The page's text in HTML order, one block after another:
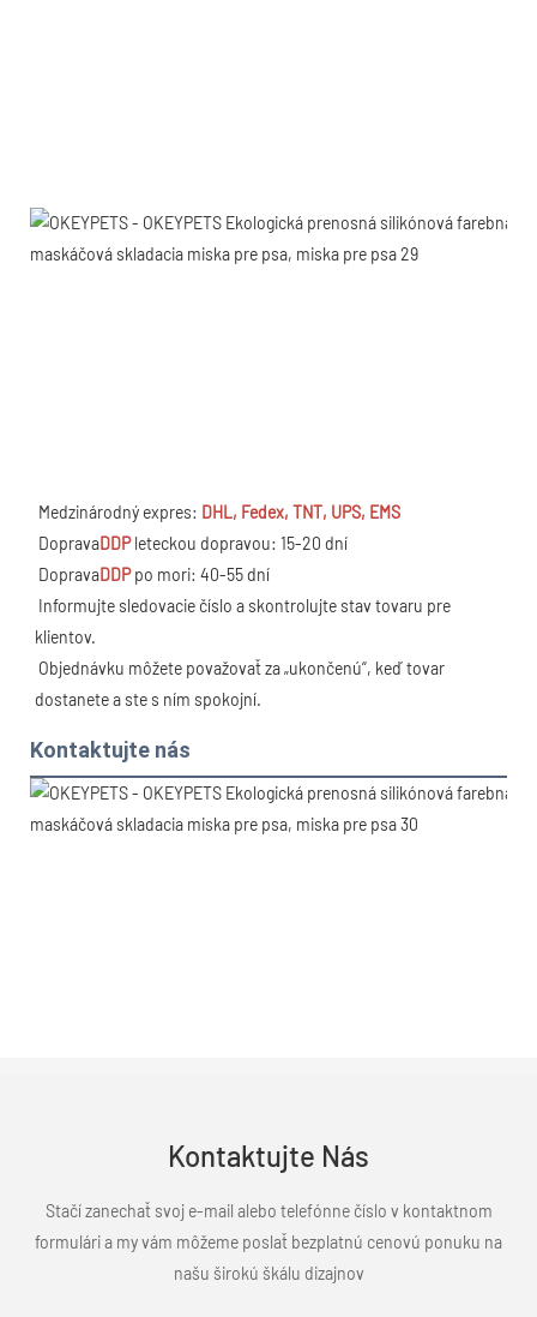
Medzinárodný expres: DHL, Fedex, TNT, UPS, EMS
DopravaDDP leteckou dopravou: 15-20 dní
DopravaDDP po mori: 40-55 dní
klientov.
Objednávku môžete považovať za „ukončenú“, keď tovar
dostanete a ste s ním spokojní.
Kontaktujte nás
Kontaktujte Nás
Stačí zanechať svoj e-mail alebo telefónne číslo v kontaktnom
formulári a my vám môžeme poslať bezplatnú cenovú ponuku na
našu širokú škálu dizajnov